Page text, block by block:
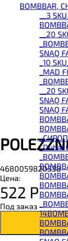
BOMBBAR,
__3
__20
SNAQ
_10
_MAD
__20
SNAQ
SNAQ
_Dubai
4680059820338
Цена:
522 Р
Под заказ